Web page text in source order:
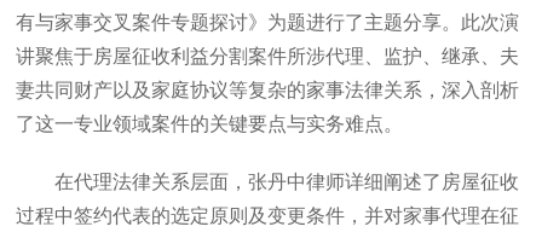
有与家事交叉案件专题探讨》为题进行了主题分享。此次演
讲聚焦于房屋征收利益分割案件所涉代理、监护、继承、夫
妻共同财产以及家庭协议等复杂的家事法律关系，深入剖析
了这一专业领域案件的关键要点与实务难点。
在代理法律关系层面，张丹中律师详细阐述了房屋征收
过程中签约代表的选定原则及变更条件，并对家事代理在征